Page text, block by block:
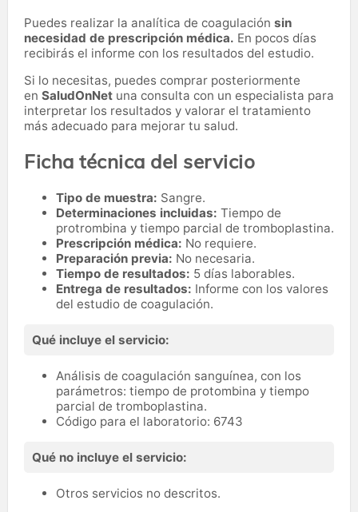
Puedes realizar la analítica de coagulación sin
necesidad de prescripción médica. En pocos días
recibirás el informe con los resultados del estudio.
Si lo necesitas, puedes comprar posteriormente
en SaludOnNet una consulta con un especialista para
interpretar los resultados y valorar el tratamiento
más adecuado para mejorar tu salud.
Ficha técnica del servicio
Tipo de muestra: Sangre.
Determinaciones incluidas: Tiempo de
protrombina y tiempo parcial de tromboplastina.
Prescripción médica: No requiere.
Preparación previa: No necesaria.
Tiempo de resultados: 5 días laborables.
Entrega de resultados: Informe con los valores
del estudio de coagulación.
Qué incluye el servicio:
Análisis de coagulación sanguínea, con los
parámetros: tiempo de protombina y tiempo
parcial de tromboplastina.
Código para el laboratorio: 6743
Qué no incluye el servicio:
Otros servicios no descritos.